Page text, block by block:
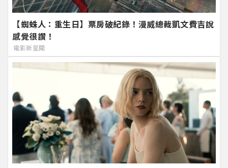
【蜘蛛人：重生日】票房破紀錄！漫威總裁凱文費吉說
感覺很讚！
電影新星聞